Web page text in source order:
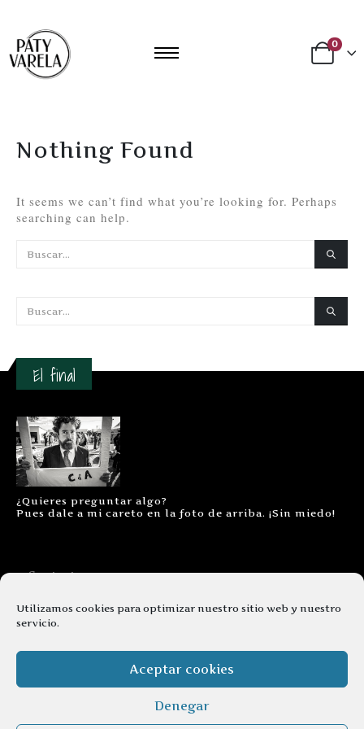
Utilizamos cookies para optimizar nuestro sitio web y nuestro
servicio.
Aceptar cookies
Denegar
0
Nothing Found
It seems we can’t find what you’re looking for. Perhaps
searching can help.
El final
¿Quieres preguntar algo?
Pues dale a mi careto en la foto de arriba. ¡Sin miedo!
Contacto
Aviso legal